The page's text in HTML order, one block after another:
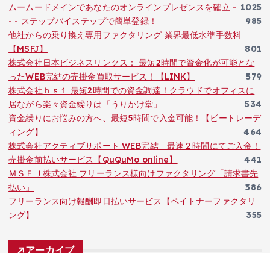
1025
ムームードメインであなたのオンラインプレゼンスを確立 -
- - ステップバイステップで簡単登録！
985
他社からの乗り換え専用ファクタリング 業界最低水準手数料
【MSFJ】
801
株式会社日本ビジネスリンクス： 最短2時間で資金化が可能とな
ったWEB完結の売掛金買取サービス！【LINK】
579
株式会社ｈｓ１ 最短2時間での資金調達！クラウドでオフィスに
居ながら楽々資金繰りは「うりかけ堂」
534
資金繰りにお悩みの方へ、最短5時間で入金可能！【ビートレーデ
ィング】
464
株式会社アクティブサポート WEB完結 最速２時間にてご入金！
売掛金前払いサービス【QuQuMo online】
441
ＭＳＦＪ株式会社 フリーランス様向けファクタリング「請求書先
払い」
386
フリーランス向け報酬即日払いサービス【ペイトナーファクタリ
ング】
355
アーカイブ